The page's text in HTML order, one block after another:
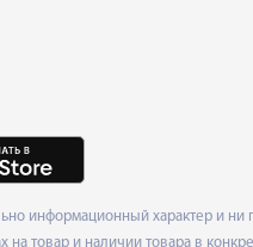
информационный характер и ни
товар и наличии товара в